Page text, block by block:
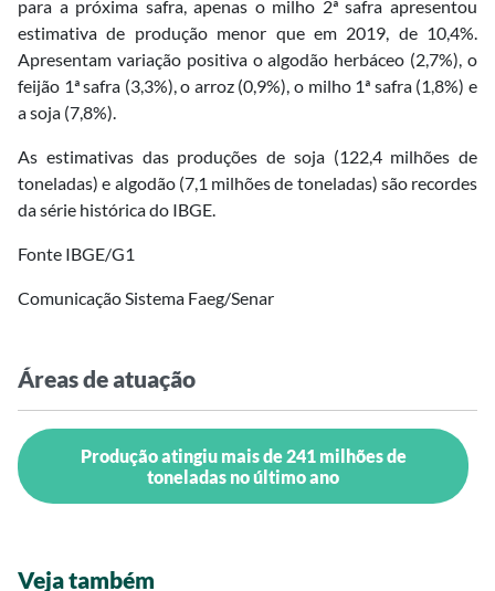
para a próxima safra, apenas o milho 2ª safra apresentou
estimativa de produção menor que em 2019, de 10,4%.
Apresentam variação positiva o algodão herbáceo (2,7%), o
feijão 1ª safra (3,3%), o arroz (0,9%), o milho 1ª safra (1,8%) e
a soja (7,8%).
As estimativas das produções de soja (122,4 milhões de
toneladas) e algodão (7,1 milhões de toneladas) são recordes
da série histórica do IBGE.
Fonte IBGE/G1
Comunicação Sistema Faeg/Senar
Áreas de atuação
Produção atingiu mais de 241 milhões de
toneladas no último ano
Veja também